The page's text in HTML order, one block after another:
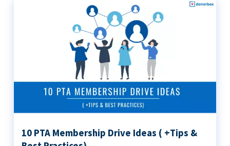
10 PTA Membership Drive Ideas ( +Tips &